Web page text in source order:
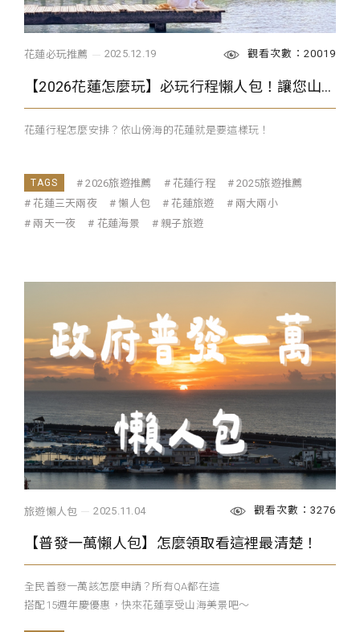
花蓮必玩推薦 2025.12.19 觀看次數：20019
【2026花蓮怎麼玩】必玩行程懶人包！讓您山海一次玩透透～
花蓮行程怎麼安排？依山傍海的花蓮就是要這樣玩！
2026旅遊推薦 花蓮行程
2025旅遊推薦
花蓮三天兩夜
懶人包 花蓮旅遊
兩大兩小
兩天一夜
花蓮海景 親子旅遊
旅遊懶人包 2025.11.04 觀看次數：3276
【普發一萬懶人包】怎麼領取看這裡最清楚！
全民普發一萬該怎麼申請？所有QA都在這
搭配15週年慶優惠，快來花蓮享受山海美景吧～